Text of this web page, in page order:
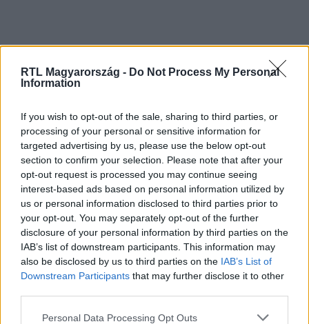
RTL Magyarország - Do Not Process My Personal
Information
If you wish to opt-out of the sale, sharing to third parties, or
processing of your personal or sensitive information for
targeted advertising by us, please use the below opt-out
section to confirm your selection. Please note that after your
opt-out request is processed you may continue seeing
interest-based ads based on personal information utilized by
us or personal information disclosed to third parties prior to
your opt-out. You may separately opt-out of the further
disclosure of your personal information by third parties on the
IAB’s list of downstream participants. This information may
also be disclosed by us to third parties on the IAB’s List of
Downstream Participants that may further disclose it to other
Please note that this website/app uses one or more Google
Personal Data Processing Opt Outs
Kövess minket, és értesülj a friss hírekről a
Facebookon is!
Követem
#KULTÚRA #NEW YORK #NEW YORK COMIC CON
KÉPREGÉNY #MARVEL #DC